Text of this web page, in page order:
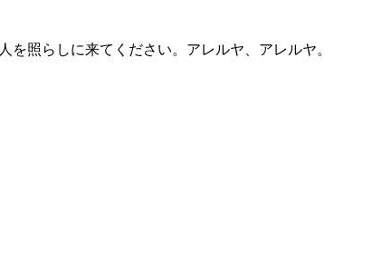
照らしに来てください。アレルヤ、アレルヤ。